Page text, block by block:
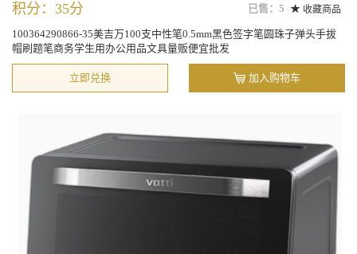
已售：5 收藏商品
积分：35分
100364290866-35美吉万100支中性笔0.5mm黑色签字笔圆珠子弹头手拔
帽刷题笔商务学生用办公用品文具量贩便宜批发
立即兑换 加入购物车